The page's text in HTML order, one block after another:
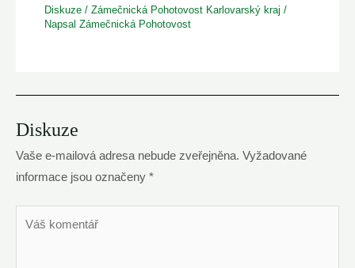
Diskuze /Zámečnická Pohotovost Karlovarský kraj /
NapsalZámečnická Pohotovost
Diskuze
Vaše e-mailová adresa nebude zveřejněna. Vyžadované
informace jsou označeny *